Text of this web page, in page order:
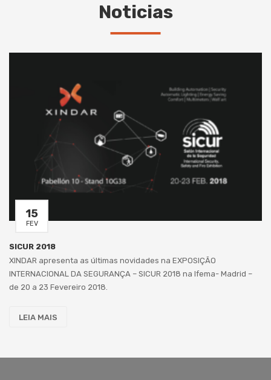
Noticias
15
FEV
SICUR 2018
XINDAR apresenta as últimas novidades na EXPOSIÇÃO
INTERNACIONAL DA SEGURANÇA – SICUR 2018 na Ifema- Madrid –
de 20 a 23 Fevereiro 2018.
LEIA MAIS